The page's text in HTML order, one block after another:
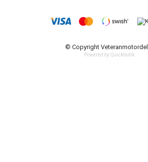
© Copyright
Powered by Quickbutik